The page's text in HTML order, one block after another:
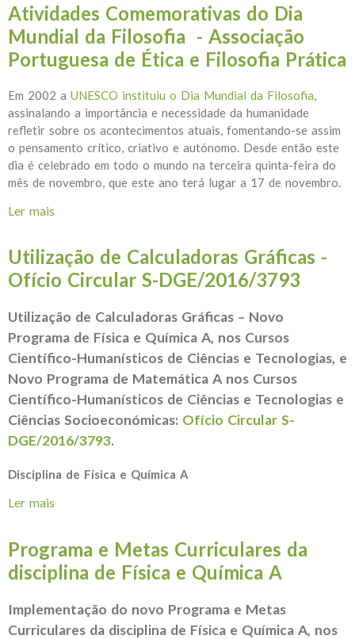
Atividades Comemorativas do Dia
Mundial da Filosofia - Associação
Portuguesa de Ética e Filosofia Prática
Em 2002 a UNESCO instituiu o Dia Mundial da Filosofia
assinalando a importância e necessidade da humanidade
refletir sobre os acontecimentos atuais, fomentando-se assim
o pensamento crítico, criativo e autónomo. Desde então este
dia é celebrado em todo o mundo na terceira quinta-feira do
mês de novembro, que este ano terá lugar a 17 de novembro.
Ler mais
Utilização de Calculadoras Gráficas -
Ofício Circular S-DGE/2016/3793
Utilização de Calculadoras Gráficas – Novo
Programa de Física e Química A, nos Cursos
Científico-Humanísticos de Ciências e Tecnologias, e
Novo Programa de Matemática A nos Cursos
Científico-Humanísticos de Ciências e Tecnologias e
Ciências Socioeconómicas: Ofício Circular S-
DGE/2016/3793.
Disciplina de Física e Química A
Ler mais
Programa e Metas Curriculares da
disciplina de Física e Química A
Implementação do novo Programa e Metas
Curriculares da disciplina de Física e Química A, nos